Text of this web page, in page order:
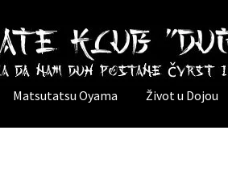
Matsutatsu Oyama Život u Dojou